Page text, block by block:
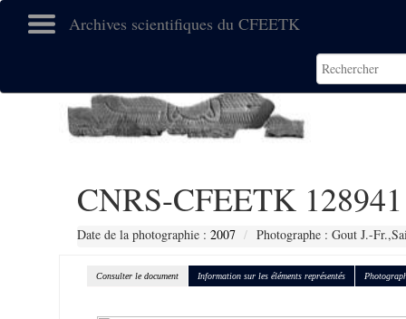
Archives scientifiques du CFEETK
CNRS-CFEETK 128941
Date de la photographie : 2007 Photographe : Gout J.-
Consulter le document Information sur les éléments représentés